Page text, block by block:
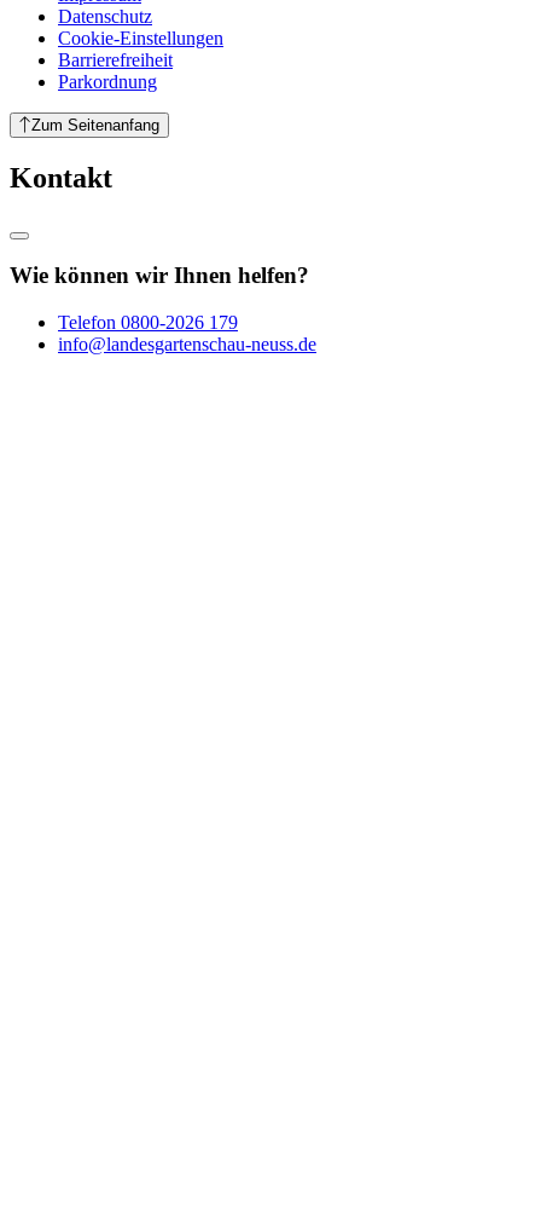
Datenschutz
Cookie-Einstellungen
Barrierefreiheit
Parkordnung
Zum Seitenanfang
Kontakt
Wie können wir Ihnen helfen?
Telefon 0800-2026 179
info@landesgartenschau-neuss.de